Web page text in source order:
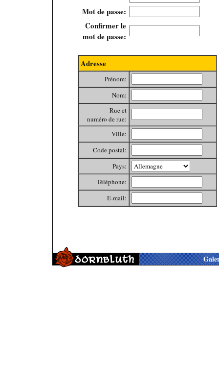
Mot de passe:
Confirmer le
mot de passe:
Adresse
Prénom:
Nom:
Rue et
numéro de rue:
Ville:
Code postal:
Pays:
Téléphone:
E-mail: